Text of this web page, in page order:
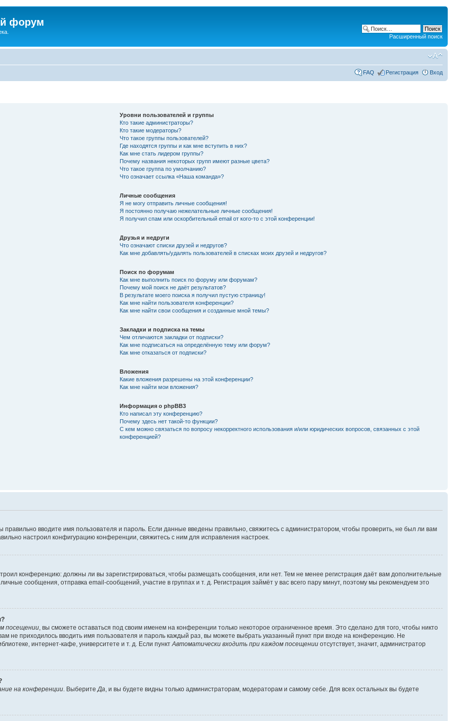
форум
Расширенный поиск
FAQ Регистрация Вход
Уровни пользователей и группы
Кто такие администраторы?
Кто такие модераторы?
Что такое группы пользователей?
Где находятся группы и как мне вступить в них?
Как мне стать лидером группы?
Почему названия некоторых групп имеют разные цвета?
Что такое группа по умолчанию?
Что означает ссылка «Наша команда»?
Личные сообщения
Я не могу отправить личные сообщения!
Я постоянно получаю нежелательные личные сообщения!
Я получил спам или оскорбительный email от кого-то с этой конференции!
Друзья и недруги
Что означают списки друзей и недругов?
Как мне добавлять/удалять пользователей в списках моих друзей и недругов?
Поиск по форумам
Как мне выполнить поиск по форуму или форумам?
Почему мой поиск не даёт результатов?
В результате моего поиска я получил пустую страницу!
Как мне найти пользователя конференции?
Как мне найти свои сообщения и созданные мной темы?
Закладки и подписка на темы
Чем отличаются закладки от подписки?
Как мне подписаться на определённую тему или форум?
Как мне отказаться от подписки?
Вложения
Какие вложения разрешены на этой конференции?
Как мне найти мои вложения?
Информация о phpBB3
Кто написал эту конференцию?
Почему здесь нет такой-то функции?
С кем можно связаться по вопросу некорректного использования и/или юридических вопросов, связанных с этой
конференцией?
правильно вводите имя пользователя и пароль. Если данные введены правильно, свяжитесь с администратором, чтобы проверить, не был ли вам
настроил конфигурацию конференции, свяжитесь с ним для исправления настроек.
конференцию: должны ли вы зарегистрироваться, чтобы размещать сообщения, или нет. Тем не менее регистрация даёт вам дополнительные
сообщения, отправка email-сообщений, участие в группах и т. д. Регистрация займёт у вас всего пару минут, поэтому мы рекомендуем это
посещении , вы сможете оставаться под своим именем на конференции только некоторое ограниченное время. Это сделано для того, чтобы никто
не приходилось вводить имя пользователя и пароль каждый раз, вы можете выбрать указанный пункт при входе на конференцию. Не
интернет-кафе, университете и т. д. Если пункт Автоматически входить при каждом посещении отсутствует, значит, администратор
на конференции . Выберите Да , и вы будете видны только администраторам, модераторам и самому себе. Для всех остальных вы будете